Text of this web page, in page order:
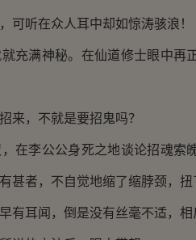
听在众人耳中却如惊涛骇浪！
满神秘。在仙道修士眼中再
，不就是要招鬼吗？
李公公身死之地谈论招魂索魄
甚者，不自觉地缩了缩脖颈，扭
耳闻，倒是没有丝毫不适，相